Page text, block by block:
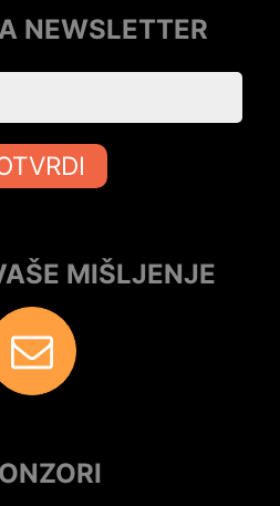
NEWSLETTER
MIŠLJENJE